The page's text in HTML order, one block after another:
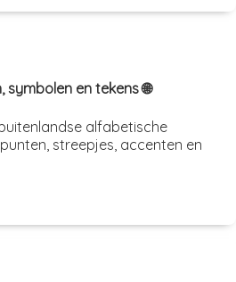
en tekens 🌐
alfabetische
streepjes, accenten en